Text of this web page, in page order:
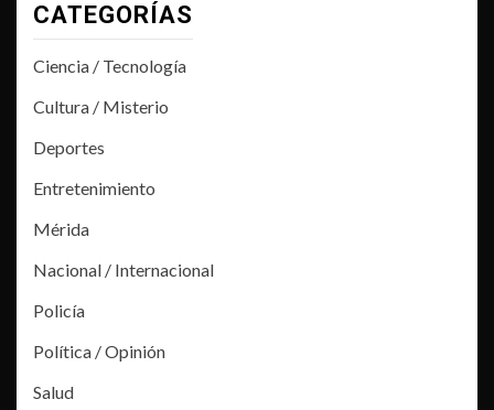
CATEGORÍAS
Ciencia / Tecnología
Cultura / Misterio
Deportes
Entretenimiento
Mérida
Nacional / Internacional
Policía
Política / Opinión
Salud